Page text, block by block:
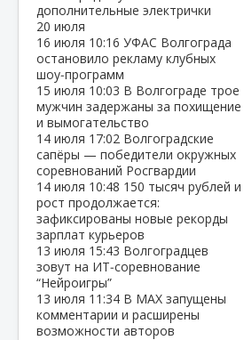
дополнительные электрички
20 июля
16 июля 10:16 УФАС Волгограда
остановило рекламу клубных
шоу‑программ
15 июля 10:03 В Волгограде трое
мужчин задержаны за похищение
и вымогательство
14 июля 17:02 Волгоградские
сапёры — победители окружных
соревнований Росгвардии
14 июля 10:48 150 тысяч рублей и
рост продолжается:
зафиксированы новые рекорды
зарплат курьеров
13 июля 15:43 Волгоградцев
зовут на ИТ‑соревнование
“Нейроигры”
13 июля 11:34 В МАХ запущены
комментарии и расширены
возможности авторов